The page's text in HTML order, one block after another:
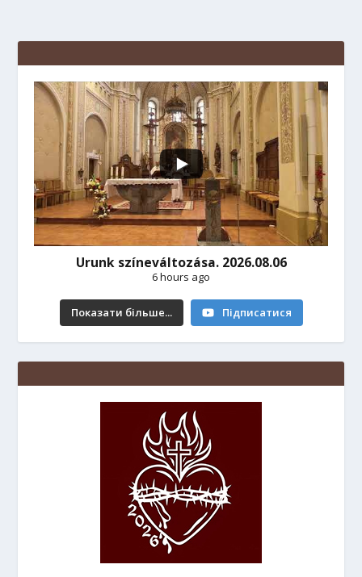
Urunk színeváltozása. 2026.08.06
6 hours ago
Показати більше... Підписатися